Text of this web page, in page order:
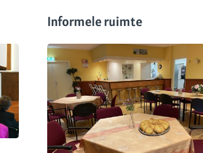
Informele ruimte